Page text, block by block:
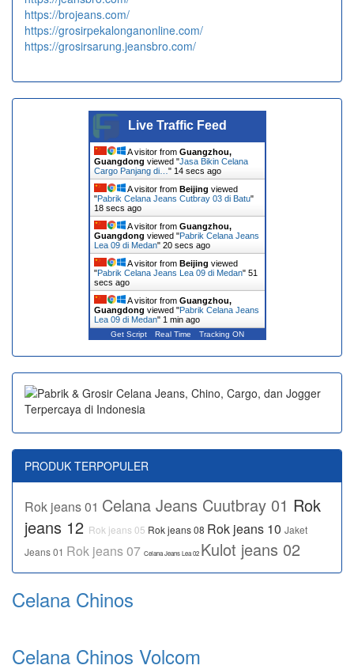
https://brojeans.com/
https://grosirpekalonganonline.com/
https://grosirsarung.jeansbro.com/
Live Traffic Feed
A visitor from Guangzhou,
Guangdong viewed "Jasa Bikin Celana
Cargo Panjang di… " 14 secs ago
A visitor from Beijing viewed
"Pabrik Celana Jeans Cutbray 03 di Batu"
18 secs ago
A visitor from Guangzhou,
Guangdong viewed "Pabrik Celana Jeans
Lea 09 di Medan" 20 secs ago
A visitor from Beijing viewed
"Pabrik Celana Jeans Lea 09 di Medan" 51
secs ago
A visitor from Guangzhou,
Guangdong viewed "Pabrik Celana Jeans
Lea 09 di Medan" 1 min ago
Get Script Real Time Tracking ON
PRODUK TERPOPULER
Rok jeans 01 Celana Jeans Cuutbray 01 Rok
jeans 12 Rok jeans 05 Rok jeans 08 Rok jeans 10 Jaket
Jeans 01 Rok jeans 07 Celana Jeans Lea 02 Kulot jeans 02
Celana Chinos
Celana Chinos Volcom